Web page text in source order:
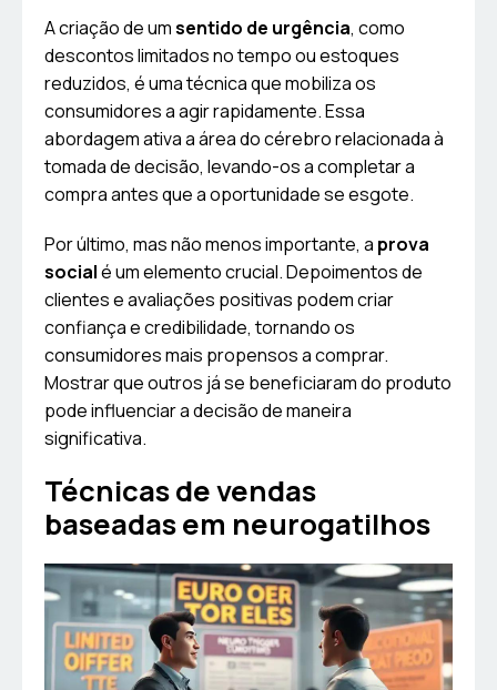
A criação de umsentido de urgência, como
descontos limitados no tempo ou estoques
reduzidos, é uma técnica que mobiliza os
consumidores a agir rapidamente. Essa
abordagem ativa a área do cérebro relacionada à
tomada de decisão, levando-os a completar a
compra antes que a oportunidade se esgote.
Por último, mas não menos importante, a prova
socialé um elemento crucial. Depoimentos de
clientes e avaliações positivas podem criar
confiança e credibilidade, tornando os
consumidores mais propensos a comprar.
Mostrar que outros já se beneficiaram do produto
pode influenciar a decisão de maneira
significativa.
Técnicas de vendas
baseadas em neurogatilhos